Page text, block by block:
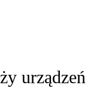
urządzeń